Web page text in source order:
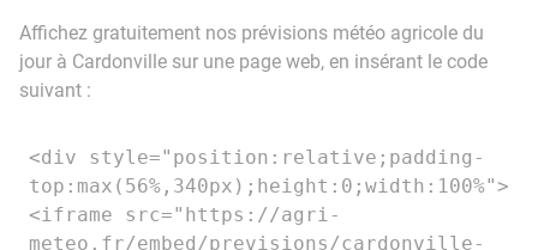
Affichez gratuitement nos prévisions météo agricole du
jour à Cardonville sur une page web, en insérant le code
suivant :